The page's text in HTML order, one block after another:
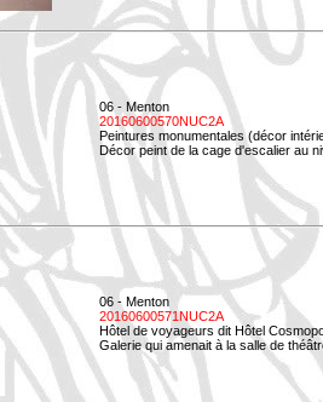
06 - Menton
20160600570NUC2A
Peintures monumentales (décor
Décor peint de la cage d'escalier au
06 - Menton
20160600571NUC2A
Hôtel de voyageurs dit Hôtel
Galerie qui amenait à la salle de